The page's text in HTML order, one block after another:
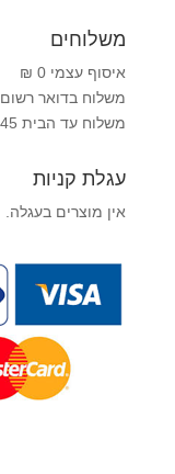
משלוחים
איסוף עצמי 0 ₪
משלוח בדואר רשום 25 ₪
משלוח עד הבית 45 ₪
עגלת קניות
אין מוצרים בעגלה.